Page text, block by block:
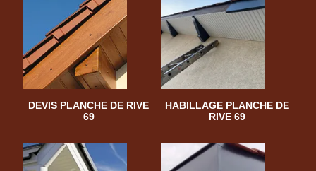
DEVIS PLANCHE DE RIVE
69
HABILLAGE PLANCHE DE
RIVE 69